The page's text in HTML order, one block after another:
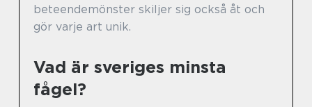
beteendemönster skiljer sig också åt och
gör varje art unik.
Vad är sveriges minsta
fågel?